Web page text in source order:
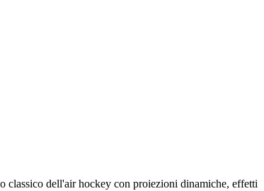
dell'air hockey con proiezioni dinamiche, effetti